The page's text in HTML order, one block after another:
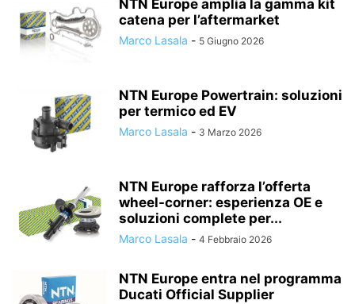
NTN Europe amplia la gamma kit
catena per l’aftermarket
Marco Lasala - 5 Giugno 2026
NTN Europe Powertrain: soluzioni
per termico ed EV
Marco Lasala - 3 Marzo 2026
NTN Europe rafforza l’offerta
wheel-corner: esperienza OE e
soluzioni complete per...
Marco Lasala - 4 Febbraio 2026
NTN Europe entra nel programma
Ducati Official Supplier